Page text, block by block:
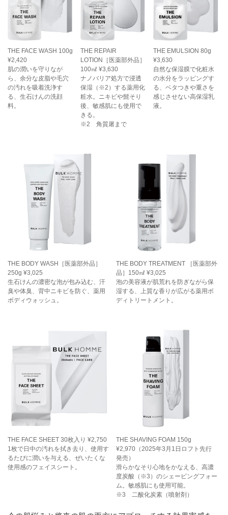
THE FACE WASH 100g
¥2,420
肌の潤いを守りなが
ら、余分な皮脂や毛穴
の汚れを吸着洗浄す
る、生石けんの洗顔
料。
THE REPAIR
LOTION［医薬部外品］
100㎖ ¥3,630
ナノバリア処方で浸透
保湿（※2）する薬用化
粧水。ニキビや髭そり
後、敏感肌にも使用で
きる。
※2 角質屠まで
THE EMULSION 80g
¥3,630
自然な保湿膜で化粧水
の水分をラッピングす
る、ベタつきや重さを
感じさせない高保湿乳
液。
THE BODY WASH［医薬部外品］
250g ¥3,025
生石けんの濃密な泡が包み込む、汗
臭や体臭、背中ニキビを防ぐ、薬用
ボディウォッシュ。
THE BODY TREATMENT ［医薬部外
品］150㎖ ¥3,025
泡の美容液が肌荒れを防ぎながら保
湿する、上質な香りが広がる薬用ボ
ディトリートメント。
THE FACE SHEET 30枚入り ¥2,750
1枚で日中の汚れを拭き去り、使用す
るたびに潤いを与える、ぜいたくな
使用感のフェイスシート。
THE SHAVING FOAM 150g
¥2,970（2025年3月1日ロフト先行
発売）
滑らかなそり心地をかなえる、高濃
度炭酸（※3）のシェービングフォー
ム。敏感肌にも使用可能。
※3 二酸化炭素（噴射剤）